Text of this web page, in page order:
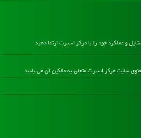
و عملکرد خود را با مرکز اسپرت ارتقا دهید